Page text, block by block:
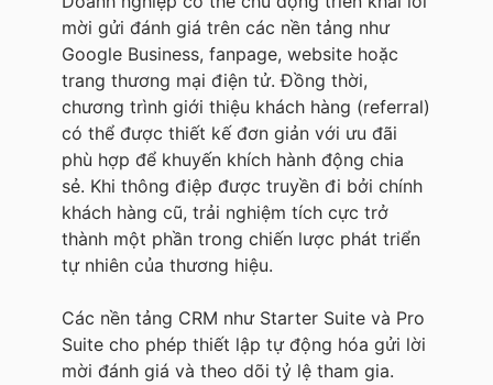
mời gửi đánh giá trên các nền tảng như
Google Business, fanpage, website hoặc
trang thương mại điện tử. Đồng thời,
chương trình giới thiệu khách hàng (referral)
có thể được thiết kế đơn giản với ưu đãi
phù hợp để khuyến khích hành động chia
sẻ. Khi thông điệp được truyền đi bởi chính
khách hàng cũ, trải nghiệm tích cực trở
thành một phần trong chiến lược phát triển
tự nhiên của thương hiệu.
Các nền tảng CRM như Starter Suite và Pro
Suite cho phép thiết lập tự động hóa gửi lời
mời đánh giá và theo dõi tỷ lệ tham gia.